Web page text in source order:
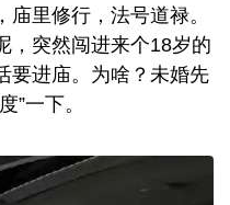
里修行，法号道禄。
，突然闯进来个18岁的
要进庙。为啥？未婚先
”一下。